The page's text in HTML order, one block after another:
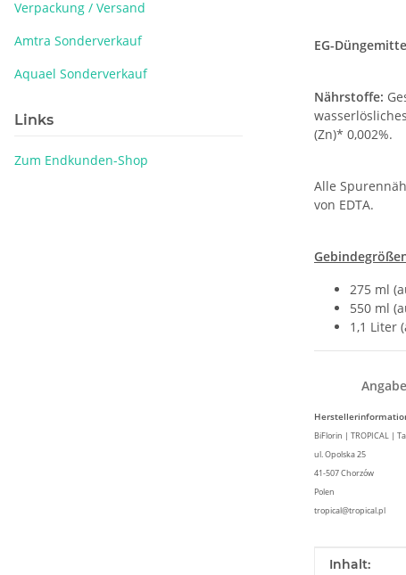
EG-
Nährstoffe:
(Zn)* 0,002%.
Alle
von EDTA.
275 ml
550 ml
1,1 Liter
BiFlorin | TROPICAL |
ul. Opolska 25
41-507 Chorzów
Polen
tropical@tropical.pl
Wert
Inhalt:
Verpackung / Versand
Amtra Sonderverkauf
Aquael Sonderverkauf
Links
Zum Endkunden-Shop